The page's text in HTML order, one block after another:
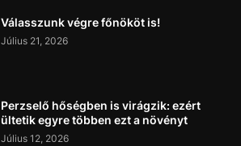
Válasszunk végre főnököt is!
Július 21, 2026
Perzselő hőségben is virágzik: ezért
ültetik egyre többen ezt a növényt
Július 12, 2026